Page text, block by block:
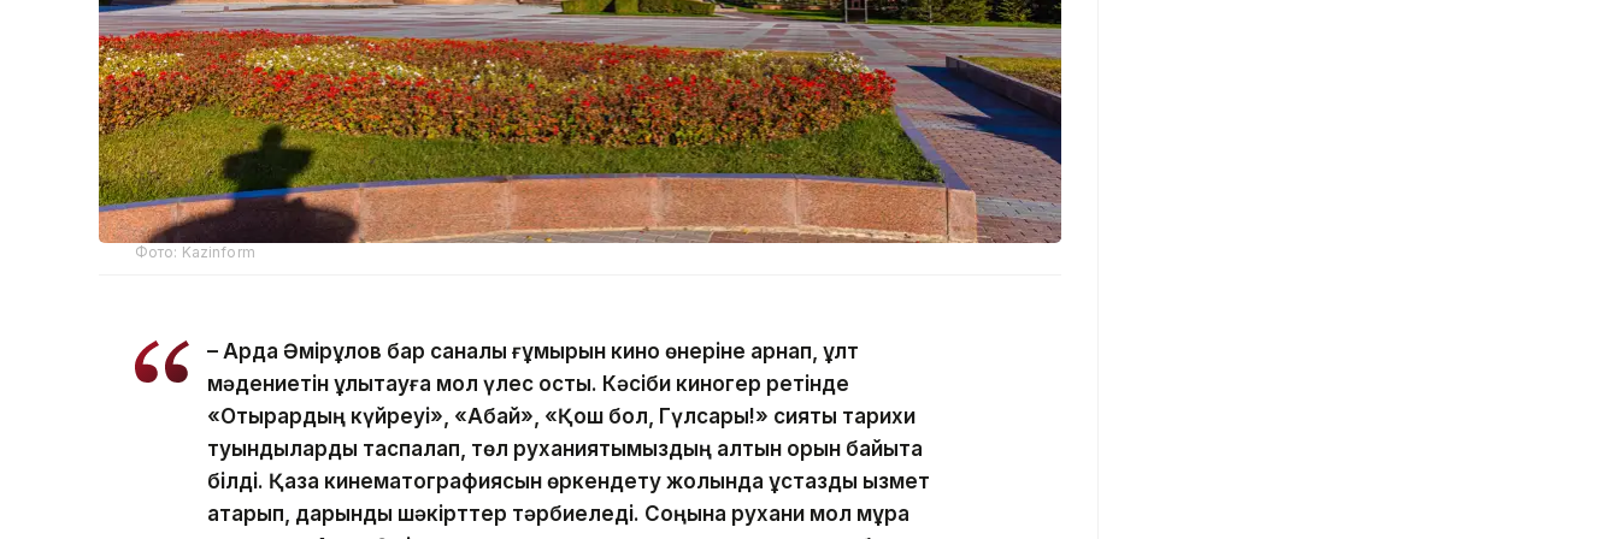
Фото: Kazinform
– Ардақ Әмірқұлов бар саналы ғұмырын кино өнеріне арнап, ұлт
мәдениетін ұлықтауға мол үлес қосты. Кәсіби киногер ретінде
«Отырардың күйреуі», «Абай», «Қош бол, Гүлсары!» сияқты тарихи
туындыларды таспалап, төл руханиятымыздың алтын қорын байыта
білді. Қазақ кинематографиясын өркендету жолында ұстаздық қызмет
атқарып, дарынды шәкірттер тәрбиеледі. Соңына рухани мол мұра